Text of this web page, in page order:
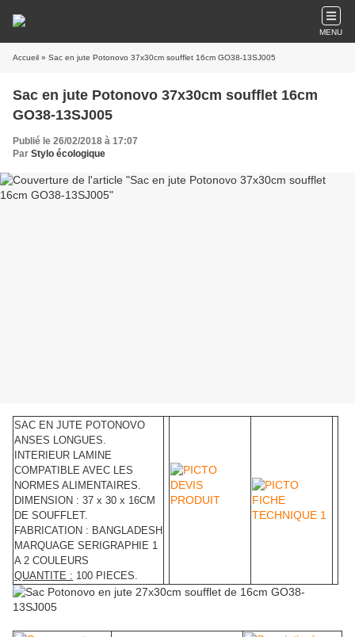
MENU
Accueil » Sac en jute Potonovo 37x30cm soufflet 16cm GO38-13SJ005
Sac en jute Potonovo 37x30cm soufflet 16cm
GO38-13SJ005
Publié le 26/02/2018 à 17:07
Par Stylo écologique
SAC EN JUTE POTONOVO
ANSES LONGUES.
INTERIEUR LAMINE
COMPATIBLE AVEC LES
NORMES ALIMENTAIRES.
DIMENSION : 37 x 30 x 16CM
DE SOUFFLET.
FABRICATION : BANGLADESH
MARQUAGE SERIGRAPHIE 1
A 2 COULEURS
QUANTITE : 100 PIECES.